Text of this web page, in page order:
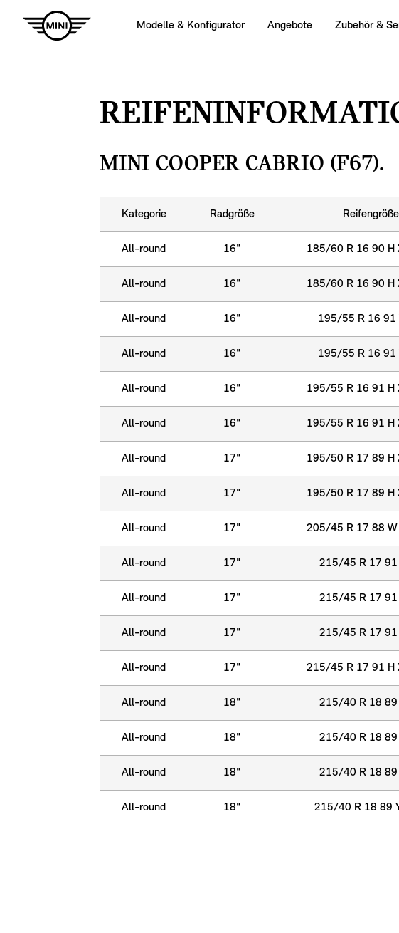
Modelle & Konfigurator Angebote Zubehӧr &
MINI COOPER CABRIO (F67).
Kategorie Radgröße Reifengröße
All-round 16" 185/60 R 16 90 H
All-round 16" 185/60 R 16 90 H
All-round 16" 195/55 R 16 91
All-round 16" 195/55 R 16 91
All-round 16" 195/55 R 16 91 H
All-round 16" 195/55 R 16 91 H
All-round 17" 195/50 R 17 89 H
All-round 17" 195/50 R 17 89 H
All-round 17" 205/45 R 17 88 W
All-round 17" 215/45 R 17 91
All-round 17" 215/45 R 17 91
All-round 17" 215/45 R 17 91
All-round 17" 215/45 R 17 91 H
All-round 18" 215/40 R 18 89
All-round 18" 215/40 R 18 89
All-round 18" 215/40 R 18 89
All-round 18" 215/40 R 18 89